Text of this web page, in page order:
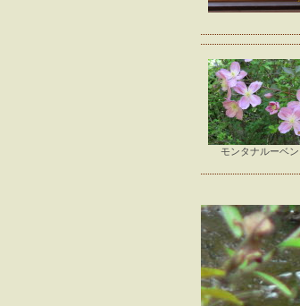
モンタナルーベン